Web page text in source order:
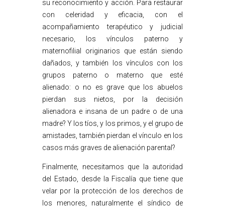
su reconocimiento y acción. Para restaurar
con celeridad y eficacia, con el
acompañamiento terapéutico y judicial
necesario, los vínculos paterno y
maternofilial originarios que están siendo
dañados, y también los vínculos con los
grupos paterno o materno que esté
alienado: o no es grave que los abuelos
pierdan sus nietos, por la decisión
alienadora e insana de un padre o de una
madre? Y los tíos, y los primos, y el grupo de
amistades, también pierdan el vínculo en los
casos más graves de alienación parental?
Finalmente, necesitamos que la autoridad
del Estado, desde la Fiscalía que tiene que
velar por la protección de los derechos de
los menores, naturalmente el síndico de